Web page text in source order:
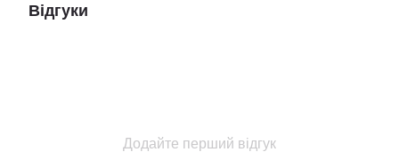
Відгуки
Додайте перший відгук